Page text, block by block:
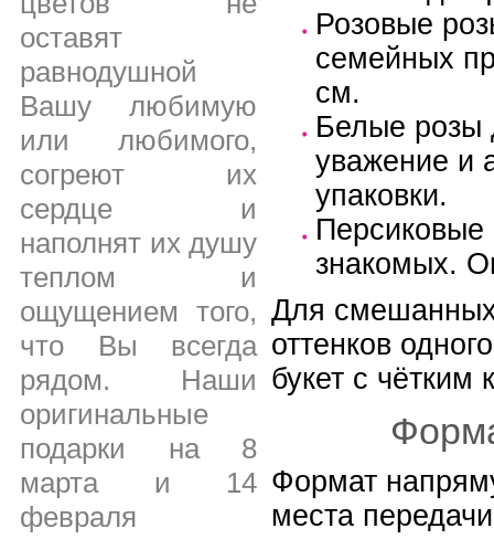
оставят
равнодушной
Вашу любимую
или любимого,
согреют их
сердце и
наполнят их душу
теплом и
ощущением того,
что Вы всегда
рядом. Наши
оригинальные
подарки на 8
марта и 14
февраля
Розовые
семейных
см.
Белые розы
уважение и
упаковки.
Персиковые
знакомых.
Для смешанных
оттенков
букет с
Формат
места